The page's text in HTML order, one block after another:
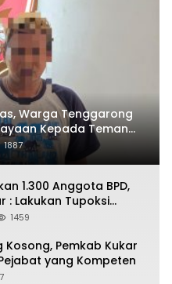
Warga Tenggarong
Kepada Teman
1887
1.300 Anggota BPD,
: Lakukan Tupoksi
Wujudkan
1459
Pemkab Kukar
yang Kompeten